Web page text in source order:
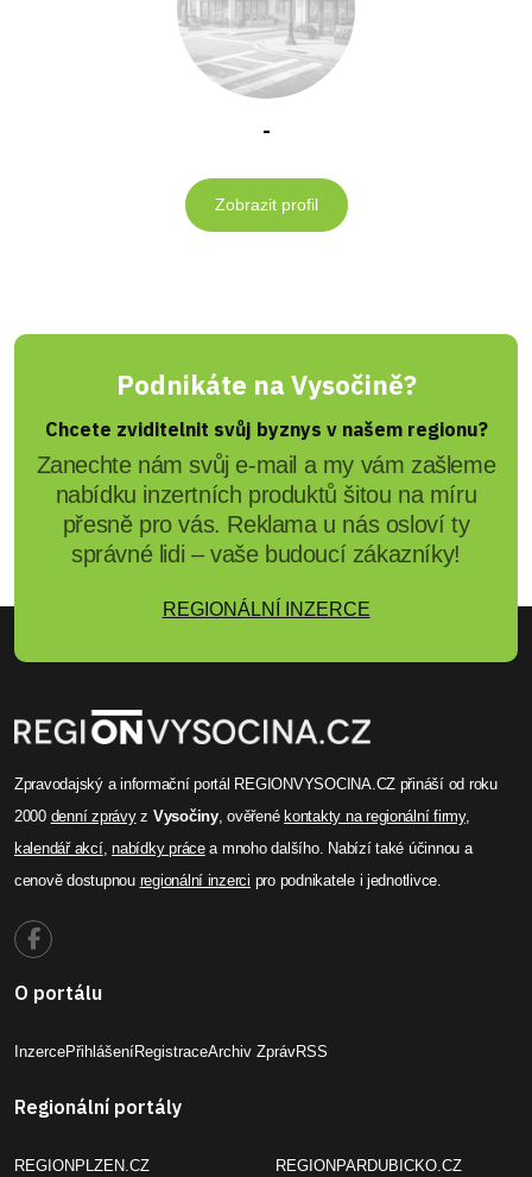
-
Zobrazit profil
Podnikáte na Vysočině?
Chcete zviditelnit svůj byznys v našem regionu?
Zanechte nám svůj e-mail a my vám zašleme
nabídku inzertních produktů šitou na míru
přesně pro vás. Reklama u nás osloví ty
správné lidi – vaše budoucí zákazníky!
REGIONÁLNÍ INZERCE
Zpravodajský a informační portál REGIONVYSOCINA.CZ přináší od roku
2000 denní zprávyz Vysočiny, ověřené kontakty na regionální firmy,
kalendář akcí,nabídky prácea mnoho dalšího. Nabízí také účinnou a
cenově dostupnou regionální inzerci pro podnikatele i jednotlivce.
O portálu
InzercePřihlášeníRegistraceArchiv ZprávRSS
Regionální portály
REGIONPLZEN.CZ REGIONPARDUBICKO.CZ